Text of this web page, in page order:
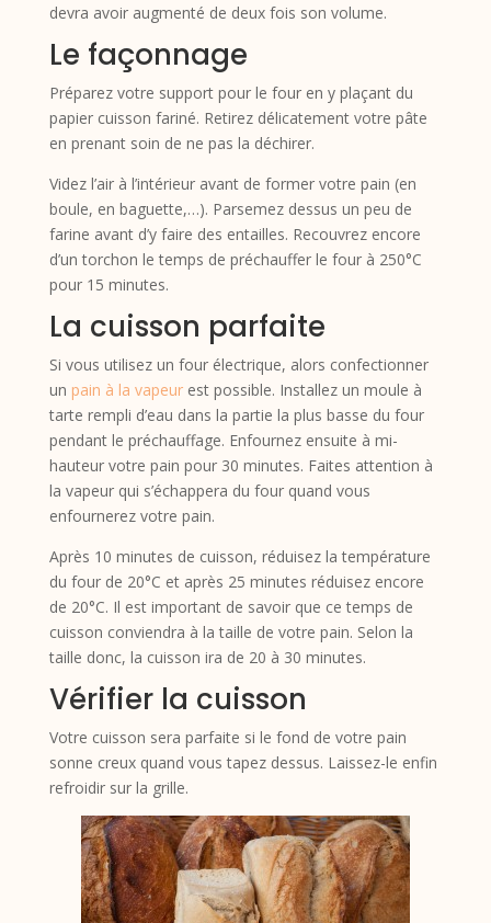
devra avoir augmenté de deux fois son volume.
Le façonnage
Préparez votre support pour le four en y plaçant du
papier cuisson fariné. Retirez délicatement votre pâte
en prenant soin de ne pas la déchirer.
Videz l’air à l’intérieur avant de former votre pain (en
boule, en baguette,…). Parsemez dessus un peu de
farine avant d’y faire des entailles. Recouvrez encore
d’un torchon le temps de préchauffer le four à 250°C
pour 15 minutes.
La cuisson parfaite
Si vous utilisez un four électrique, alors confectionner
un pain à la vapeurest possible. Installez un moule à
tarte rempli d’eau dans la partie la plus basse du four
pendant le préchauffage. Enfournez ensuite à mi-
hauteur votre pain pour 30 minutes. Faites attention à
la vapeur qui s’échappera du four quand vous
enfournerez votre pain.
Après 10 minutes de cuisson, réduisez la température
du four de 20°C et après 25 minutes réduisez encore
de 20°C. Il est important de savoir que ce temps de
cuisson conviendra à la taille de votre pain. Selon la
taille donc, la cuisson ira de 20 à 30 minutes.
Vérifier la cuisson
Votre cuisson sera parfaite si le fond de votre pain
sonne creux quand vous tapez dessus. Laissez-le enfin
refroidir sur la grille.